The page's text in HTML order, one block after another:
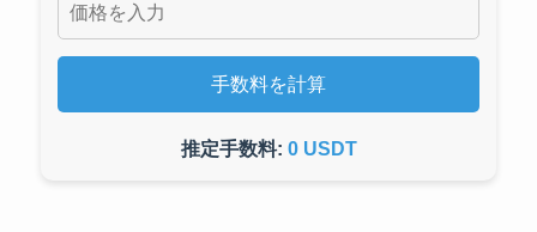
手数料を計算
推定手数料: 0 USDT